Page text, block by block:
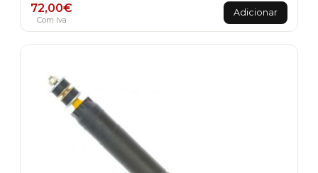
72,00€
Com Iva
Adicionar